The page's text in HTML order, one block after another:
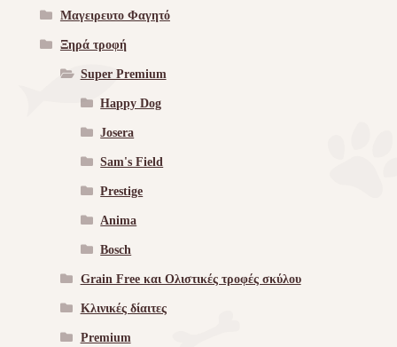
Μαγειρευτο Φαγητό
Ξηρά τροφή
Super Premium
Happy Dog
Josera
Sam's Field
Prestige
Anima
Bosch
Grain Free και Ολιστικές τροφές σκύλου
Κλινικές δίαιτες
Premium